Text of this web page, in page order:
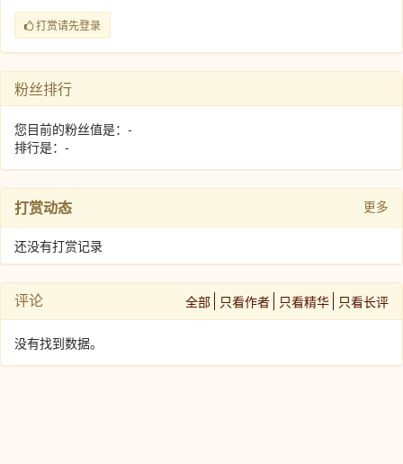
打赏请先登录
粉丝排行
您目前的粉丝值是：-
排行是：-
打赏动态 更多
还没有打赏记录
评论 全部 只看作者 只看精华 只看长评
没有找到数据。